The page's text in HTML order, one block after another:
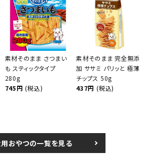
素材そのまま さつまい
も スティックタイプ
280g
745円 (税込)
素材そのまま 完全無添
加 ササミ パリッと 極薄
チップス 50g
437円 (税込)
おやつの一覧を見る